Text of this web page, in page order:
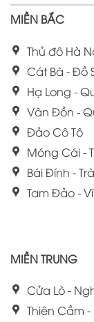
MIỀN BẮC
Thủ đô Hà
Cát Bà - Đồ
Hạ Long -
Vân Đồn -
Đảo Cô Tô
Móng Cái -
Bái Đính -
Tam Đảo -
MIỀN TRUNG
Cửa Lò -
Thiên Cầm -